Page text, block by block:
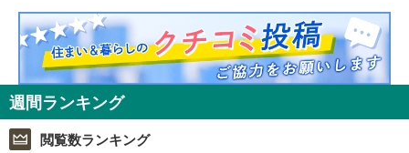
週間ランキング
閲覧数ランキング